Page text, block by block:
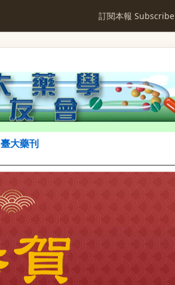
訂閱本報 Subscribe
臺大藥刊